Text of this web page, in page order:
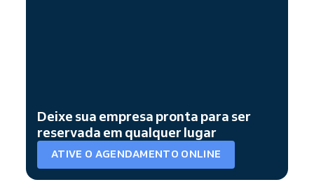
Deixe sua empresa pronta para ser
reservada em qualquer lugar
ATIVE O AGENDAMENTO ONLINE